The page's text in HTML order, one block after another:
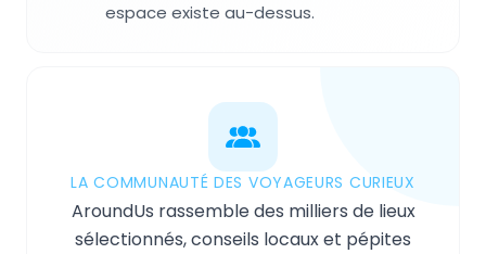
espace existe au-dessus.
LA COMMUNAUTÉ DES VOYAGEURS CURIEUX
AroundUs rassemble des milliers de lieux
sélectionnés, conseils locaux et pépites